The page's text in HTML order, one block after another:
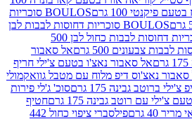
BOULOS סוכריות
BOULOS סוכריות דחוסות לבבות לבן
BOULOS סוכריות דחוסות לבבות כחול לבן 500
אל סאבור
נאצ'ו בטעם צ'ילי חריף
דיפ מלוח עם מטבל גוואקמולי
175 גרם
סוכ' ג'לי פירות
175 גרם
חטיף
פילסברי ציפוי כחול 442